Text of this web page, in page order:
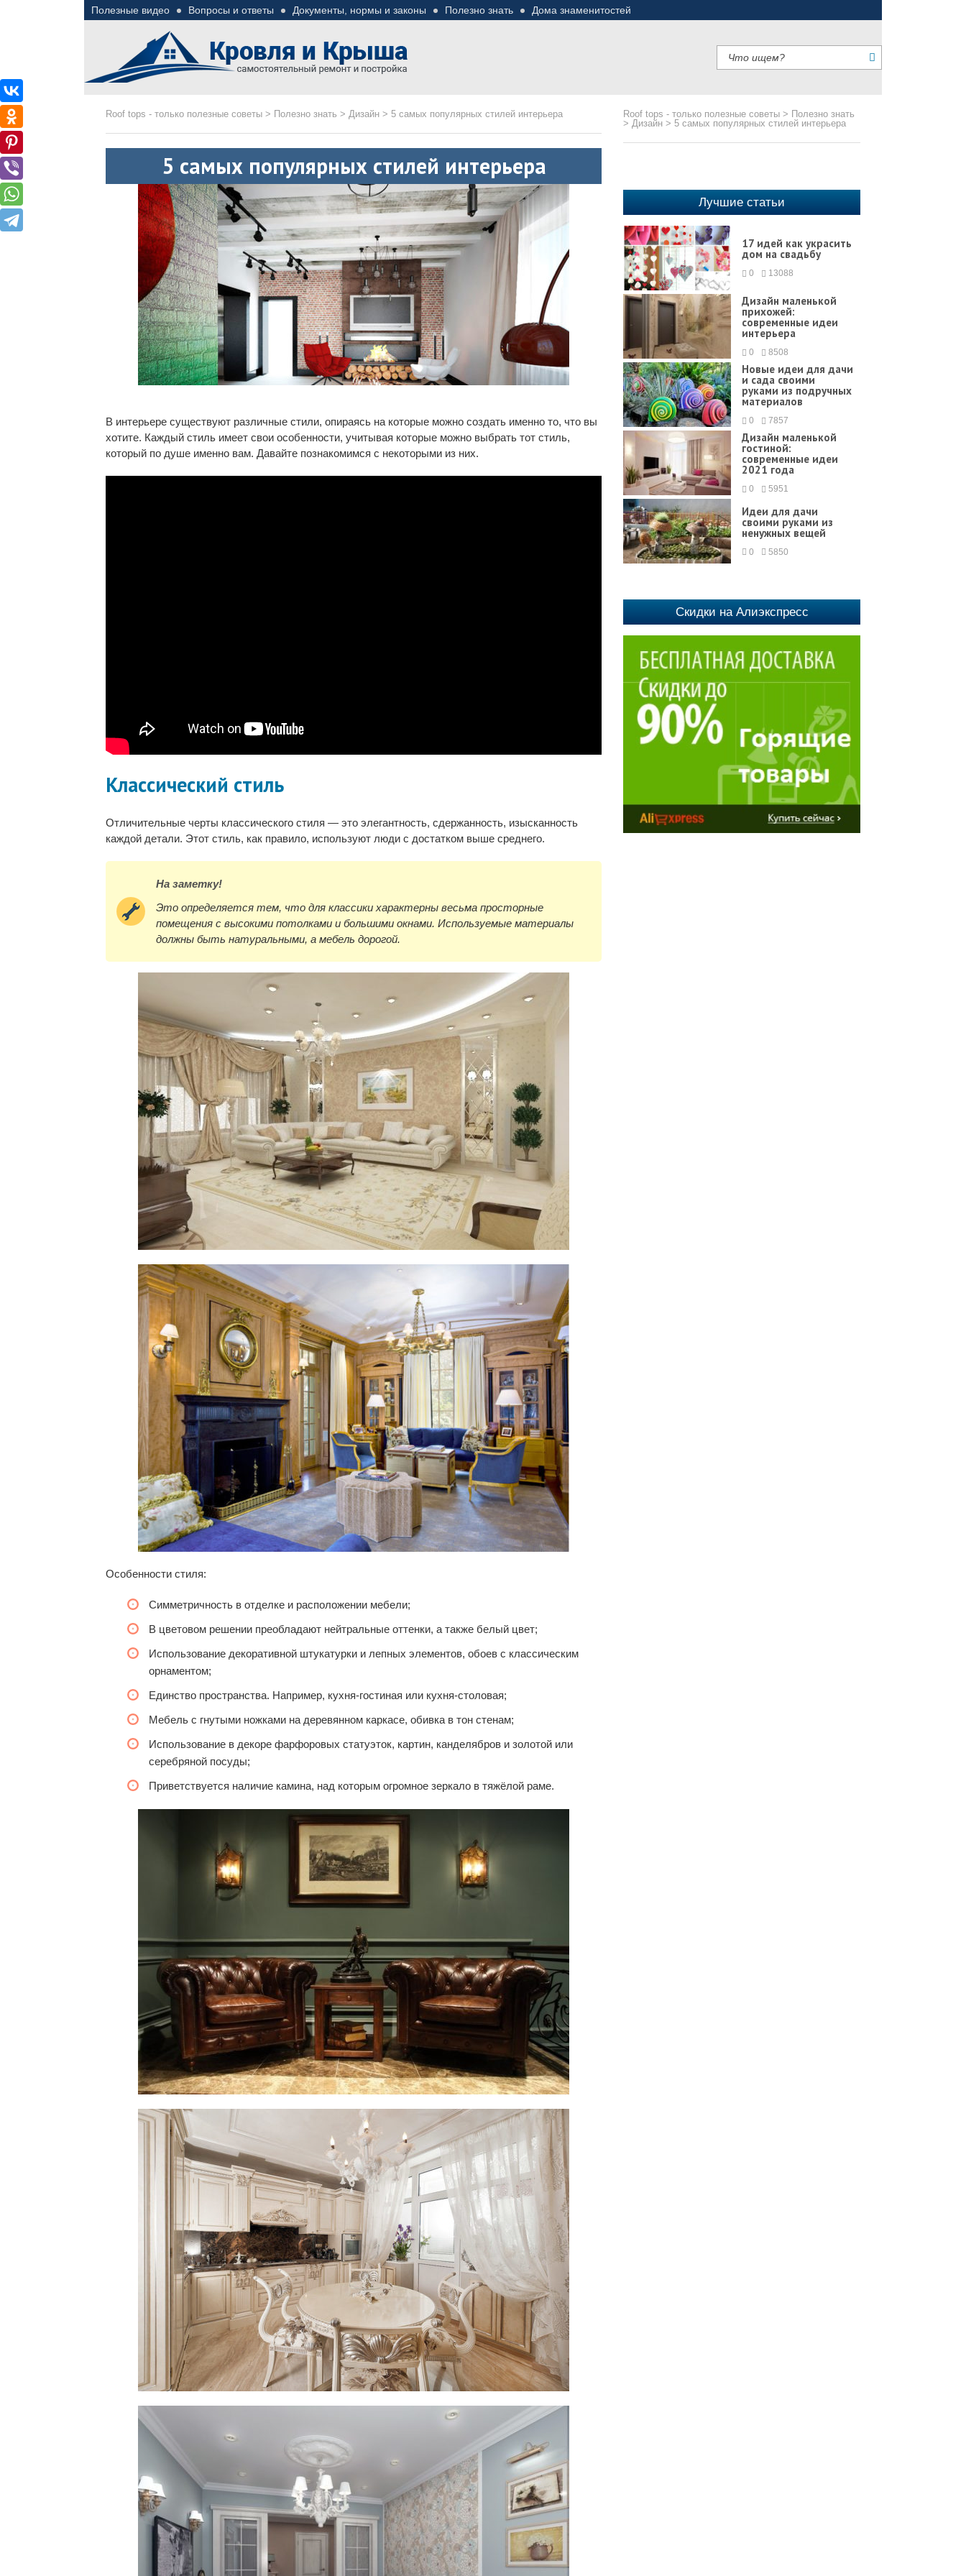
Полезные видео Вопросы и ответы Документы, нормы и законы Полезно знать Дома знаменитостей
Roof tops - только полезные советы > Полезно знать > Дизайн > 5 самых популярных стилей интерьера
5 самых популярных стилей интерьера
В интерьере существуют различные стили, опираясь на которые можно создать именно то, что вы
хотите. Каждый стиль имеет свои особенности, учитывая которые можно выбрать тот стиль,
который по душе именно вам. Давайте познакомимся с некоторыми из них.
Классический стиль
Отличительные черты классического стиля — это элегантность, сдержанность, изысканность
каждой детали. Этот стиль, как правило, используют люди с достатком выше среднего.
На заметку!
Это определяется тем, что для классики характерны весьма просторные
помещения с высокими потолками и большими окнами. Используемые материалы
должны быть натуральными, а мебель дорогой.
Особенности стиля:
Симметричность в отделке и расположении мебели;
В цветовом решении преобладают нейтральные оттенки, а также белый цвет;
Использование декоративной штукатурки и лепных элементов, обоев с классическим
орнаментом;
Единство пространства. Например, кухня-гостиная или кухня-столовая;
Мебель с гнутыми ножками на деревянном каркасе, обивка в тон стенам;
Использование в декоре фарфоровых статуэток, картин, канделябров и золотой или
серебряной посуды;
Приветствуется наличие камина, над которым огромное зеркало в тяжёлой раме.
Roof tops - только полезные советы > Полезно знать
> Дизайн > 5 самых популярных стилей интерьера
Лучшие статьи
17 идей как украсить
дом на свадьбу
0 13088
Дизайн маленькой
прихожей:
современные идеи
интерьера
0 8508
Новые идеи для дачи
и сада своими
руками из подручных
материалов
0 7857
Дизайн маленькой
гостиной:
современные идеи
2021 года
0 5951
Идеи для дачи
своими руками из
ненужных вещей
0 5850
Скидки на Алиэкспресс